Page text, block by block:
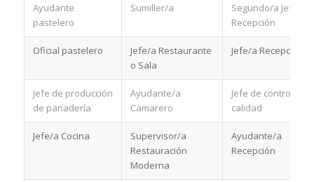
Ayudante
pastelero
Sumiller/a
Segundo/a Jefe/a
Recepción
Oficial pastelero
Jefe/a Restaurante
o Sala
Jefe/a Recepción
Jefe de producción
de panadería
Ayudante/a
Camarero
Jefe de control de
calidad
Jefe/a Cocina
Supervisor/a
Restauración
Moderna
Ayudante/a
Recepción